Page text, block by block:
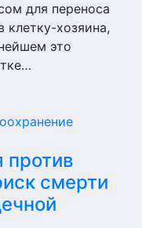
для переноса
хозяина,
это
против
смерти